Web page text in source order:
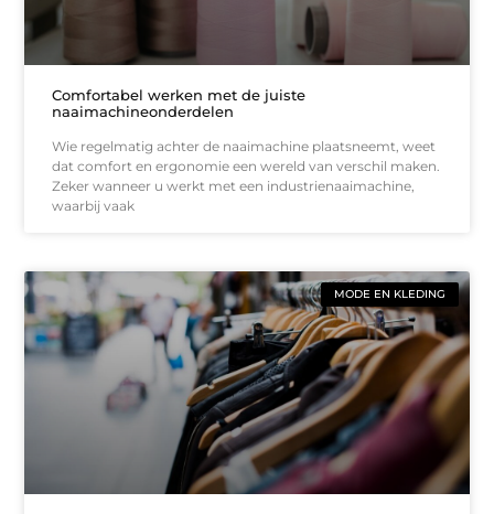
Comfortabel werken met de juiste
naaimachineonderdelen
Wie regelmatig achter de naaimachine plaatsneemt, weet
dat comfort en ergonomie een wereld van verschil maken.
Zeker wanneer u werkt met een industrienaaimachine,
waarbij vaak
MODE EN KLEDING